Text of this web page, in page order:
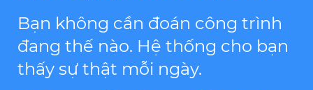
Bạn không cần đoán công trình
đang thế nào. Hệ thống cho bạn
thấy sự thật mỗi ngày.